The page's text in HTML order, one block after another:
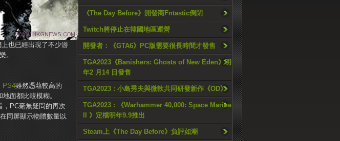
《The Day Before》開發商Fntastic倒閉
Twitch將停止在韓國地區運營
開發者：《GTA6》PC版需要很長時間才發售
TGA2023《Banishers: Ghosts of New Eden》明
年2 月14 日發售
TGA2023 : 小島秀夫與微軟共同研發新作《OD》
TGA2023 : 《Warhammer 40,000: Space Marine
II 》定檔明年9.9推出
Steam上《The Day Before》負評如潮
也已經出現了不少游
。
PS4雖然憑藉較高的
面都比較模糊。
PC毫無疑問的再次
同屏顯示物體數量以